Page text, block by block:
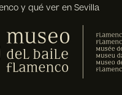
y qué ver en Sevilla